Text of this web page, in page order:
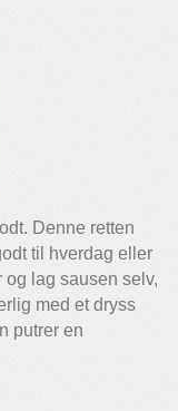
Denne retten
til hverdag eller
lag sausen selv,
med et dryss
putrer en